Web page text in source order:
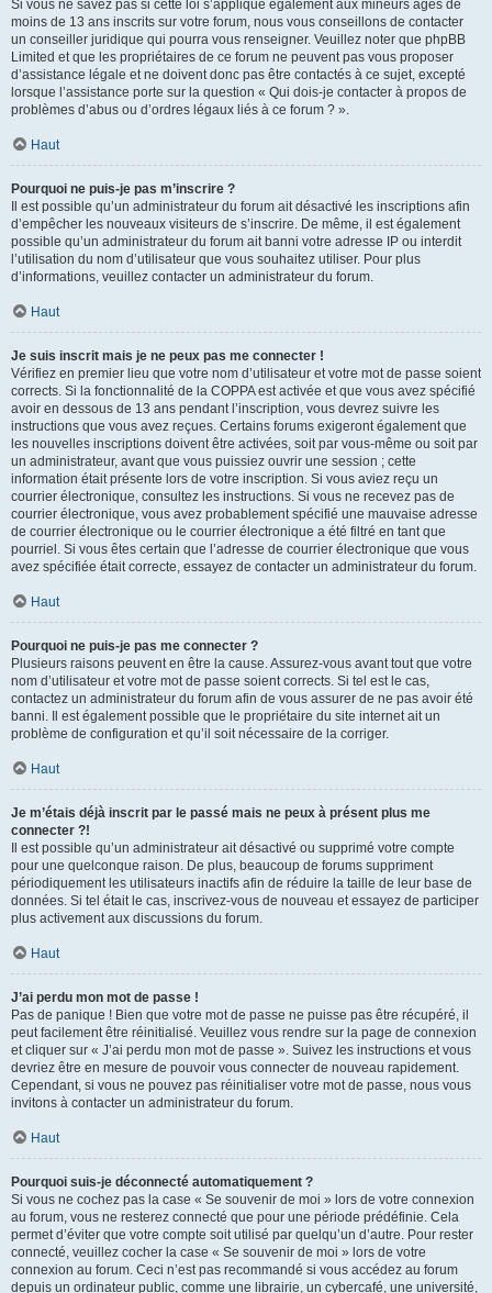
Si vous ne savez pas si cette loi s’applique également aux mineurs âgés de
moins de 13 ans inscrits sur votre forum, nous vous conseillons de contacter
un conseiller juridique qui pourra vous renseigner. Veuillez noter que phpBB
Limited et que les propriétaires de ce forum ne peuvent pas vous proposer
d’assistance légale et ne doivent donc pas être contactés à ce sujet, excepté
lorsque l’assistance porte sur la question « Qui dois-je contacter à propos de
problèmes d’abus ou d’ordres légaux liés à ce forum ? ».
Haut
Pourquoi ne puis-je pas m’inscrire ?
Il est possible qu’un administrateur du forum ait désactivé les inscriptions afin
d’empêcher les nouveaux visiteurs de s’inscrire. De même, il est également
possible qu’un administrateur du forum ait banni votre adresse IP ou interdit
l’utilisation du nom d’utilisateur que vous souhaitez utiliser. Pour plus
d’informations, veuillez contacter un administrateur du forum.
Haut
Je suis inscrit mais je ne peux pas me connecter !
Vérifiez en premier lieu que votre nom d’utilisateur et votre mot de passe soient
corrects. Si la fonctionnalité de la COPPA est activée et que vous avez spécifié
avoir en dessous de 13 ans pendant l’inscription, vous devrez suivre les
instructions que vous avez reçues. Certains forums exigeront également que
les nouvelles inscriptions doivent être activées, soit par vous-même ou soit par
un administrateur, avant que vous puissiez ouvrir une session ; cette
information était présente lors de votre inscription. Si vous aviez reçu un
courrier électronique, consultez les instructions. Si vous ne recevez pas de
courrier électronique, vous avez probablement spécifié une mauvaise adresse
de courrier électronique ou le courrier électronique a été filtré en tant que
pourriel. Si vous êtes certain que l’adresse de courrier électronique que vous
avez spécifiée était correcte, essayez de contacter un administrateur du forum.
Haut
Pourquoi ne puis-je pas me connecter ?
Plusieurs raisons peuvent en être la cause. Assurez-vous avant tout que votre
nom d’utilisateur et votre mot de passe soient corrects. Si tel est le cas,
contactez un administrateur du forum afin de vous assurer de ne pas avoir été
banni. Il est également possible que le propriétaire du site internet ait un
problème de configuration et qu’il soit nécessaire de la corriger.
Haut
Je m’étais déjà inscrit par le passé mais ne peux à présent plus me
connecter ?!
Il est possible qu’un administrateur ait désactivé ou supprimé votre compte
pour une quelconque raison. De plus, beaucoup de forums suppriment
périodiquement les utilisateurs inactifs afin de réduire la taille de leur base de
données. Si tel était le cas, inscrivez-vous de nouveau et essayez de participer
plus activement aux discussions du forum.
Haut
J’ai perdu mon mot de passe !
Pas de panique ! Bien que votre mot de passe ne puisse pas être récupéré, il
peut facilement être réinitialisé. Veuillez vous rendre sur la page de connexion
et cliquer sur « J’ai perdu mon mot de passe ». Suivez les instructions et vous
devriez être en mesure de pouvoir vous connecter de nouveau rapidement.
Cependant, si vous ne pouvez pas réinitialiser votre mot de passe, nous vous
invitons à contacter un administrateur du forum.
Haut
Pourquoi suis-je déconnecté automatiquement ?
Si vous ne cochez pas la case « Se souvenir de moi » lors de votre connexion
au forum, vous ne resterez connecté que pour une période prédéfinie. Cela
permet d’éviter que votre compte soit utilisé par quelqu’un d’autre. Pour rester
connecté, veuillez cocher la case « Se souvenir de moi » lors de votre
connexion au forum. Ceci n’est pas recommandé si vous accédez au forum
depuis un ordinateur public, comme une librairie, un cybercafé, une université,